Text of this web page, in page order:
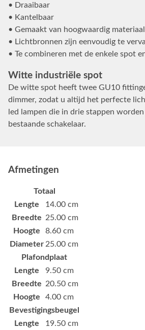
• Draaibaar
• Kantelbaar
• Gemaakt van hoogwaardig materiaal
• Lichtbronnen zijn eenvoudig te
• Te combineren met de enkele spot
Witte industriële spot
De witte spot heeft twee GU10
dimmer, zodat u altijd het perfecte
led lampen die in drie stappen
bestaande schakelaar.
Afmetingen
Totaal
Lengte
14.00 cm
Breedte 25.00 cm
Hoogte
8.60 cm
Diameter 25.00 cm
Plafondplaat
Lengte
9.50 cm
Breedte 20.50 cm
Hoogte
4.00 cm
Bevestigingsbeugel
Lengte
19.50 cm